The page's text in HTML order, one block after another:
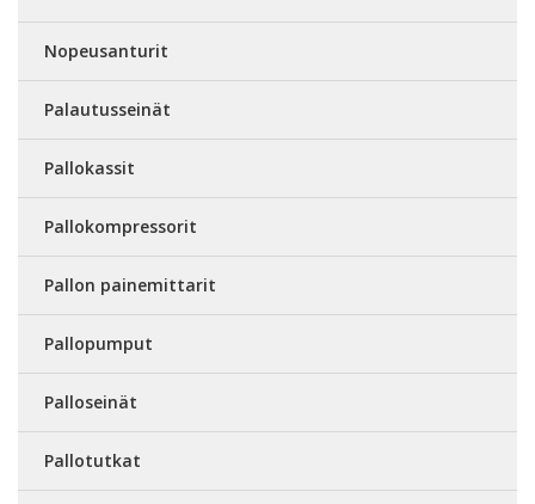
Nopeusanturit
Palautusseinät
Pallokassit
Pallokompressorit
Pallon painemittarit
Pallopumput
Palloseinät
Pallotutkat